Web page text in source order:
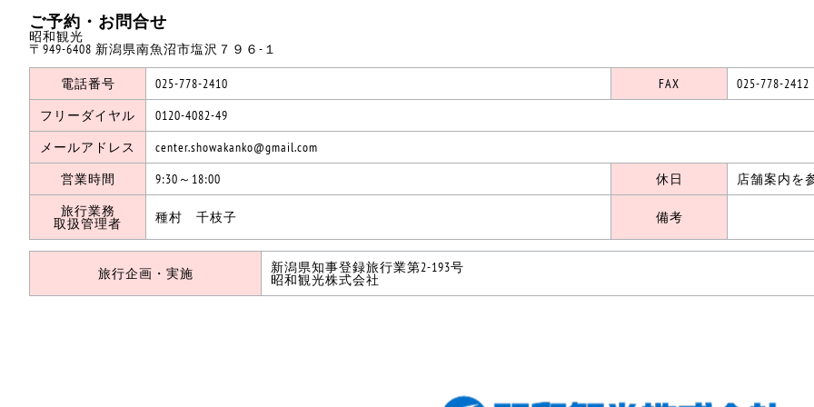
ご予約・お問合せ
昭和観光
〒949-6408 新潟県南魚沼市塩沢７９６-１
電話番号 025-778-2410 FAX
025-778-2412
フリーダイヤル
0120-4082-49
メールアドレス
center.showakanko@gmail.com
営業時間
9:30～18:00 休日
店舗案内を
旅行業務
取扱管理者 種村 千枝子 備考
旅行企画・実施 新潟県知事登録旅行業第2-193号
昭和観光株式会社